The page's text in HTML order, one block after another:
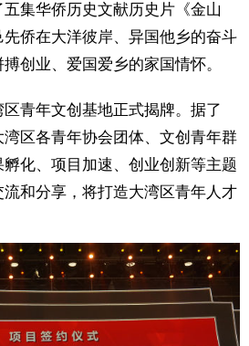
华侨历史文献历史片《金山
侨在大洋彼岸、异国他乡的奋斗
创业、爱国爱乡的家国情怀。
年文创基地正式揭牌。据了
区各青年协会团体、文创青年群
化、项目加速、创业创新等主题
和分享，将打造大湾区青年人才